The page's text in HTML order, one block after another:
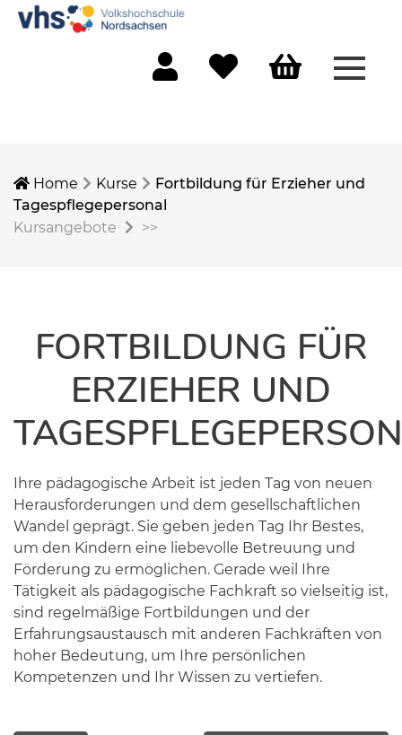
Home Kurse
Fortbildung für Erzieher und
Tagespflegepersonal
Kursangebote
>>
FORTBILDUNG FÜR
ERZIEHER UND
Ihre pädagogische Arbeit ist jeden Tag von neuen
Herausforderungen und dem gesellschaftlichen
Wandel geprägt. Sie geben jeden Tag Ihr Bestes,
um den Kindern eine liebevolle Betreuung und
Förderung zu ermöglichen. Gerade weil Ihre
Tätigkeit als pädagogische Fachkraft so vielseitig ist,
sind regelmäßige Fortbildungen und der
Erfahrungsaustausch mit anderen Fachkräften von
hoher Bedeutung, um Ihre persönlichen
Kompetenzen und Ihr Wissen zu vertiefen.